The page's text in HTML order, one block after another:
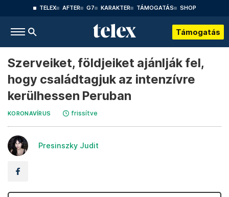
TELEX AFTER G7 KARAKTER TÁMOGATÁS SHOP
Támogatás
Szerveiket, földjeiket ajánlják fel,
hogy családtagjuk az intenzívre
kerülhessen Peruban
KORONAVÍRUS frissítve
Presinszky Judit